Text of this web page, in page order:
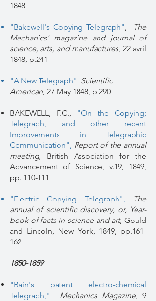
1848
"Bakewell's Copying Telegraph",
The
Mechanics' magazine and journal of
science, arts, and manufactures, 22 avril
1848, p.241
"A New Telegraph", Scientific
American, 27 May 1848, p;290
BAKEWELL, F.C.,
"On the Copying;
Telegraph, and other recent
Improvements in Telegraphic
Communication", Report of the annual
meeting, British Association for the
Advancement of Science, v.19, 1849,
pp. 110-111
"Electric Copying Telegraph",
The
annual of scientific discovery, or, Year-
book of facts in science and art, Gould
and Lincoln, New York, 1849, pp.161-
162
1850-1859
"Bain's patent electro-chemical
Telegraph,"
Mechanics Magazine, 9